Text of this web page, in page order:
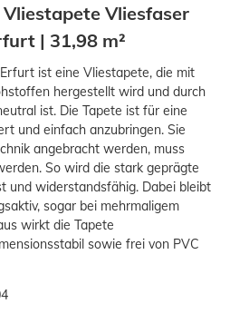
Vliesfaser
| 31,98 m²
ist eine Vliestapete, die mit
hergestellt wird und durch
ist. Die Tapete ist für eine
und einfach anzubringen. Sie
angebracht werden, muss
So wird die stark geprägte
und widerstandsfähig. Dabei bleibt
sogar bei mehrmaligem
wirkt die Tapete
sowie frei von PVC